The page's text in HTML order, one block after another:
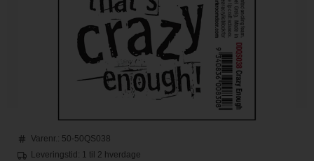
Varenr.: 50-50QS038
Leveringstid: 1 til 2 hverdage